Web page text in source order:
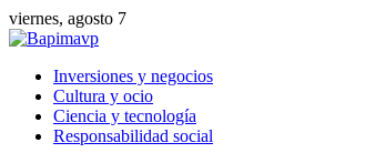
viernes, agosto 7
Inversiones y negocios
Cultura y ocio
Ciencia y tecnología
Responsabilidad social